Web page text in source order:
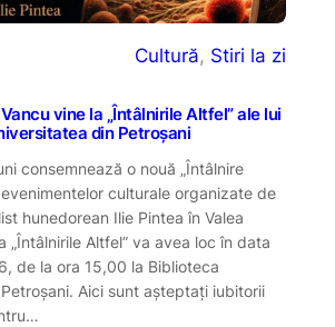
Cultură, Stiri la zi
vine la „Întâlnirile Altfel” ale lui
din Petroșani
consemnează o nouă „Întâlnire
evenimentelor culturale organizate de
hunedorean Ilie Pintea în Valea
„Întâlnirile Altfel” va avea loc în data
de la ora 15,00 la Biblioteca
Aici sunt așteptați iubitorii